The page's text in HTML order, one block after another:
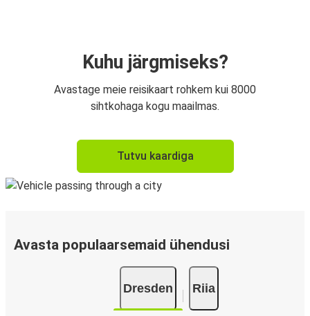
Kuhu järgmiseks?
Avastage meie reisikaart rohkem kui 8000
sihtkohaga kogu maailmas.
Tutvu kaardiga
Avasta populaarsemaid ühendusi
Dresden Riia